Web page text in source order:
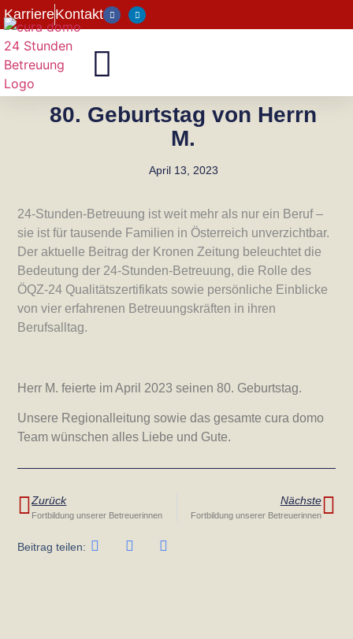
KarriereKontakt
80. Geburtstag von Herrn
M.
April 13, 2023
24-Stunden-Betreuung ist weit mehr als nur ein Beruf –
sie ist für tausende Familien in Österreich unverzichtbar.
Der aktuelle Beitrag der Kronen Zeitung beleuchtet die
Bedeutung der 24-Stunden-Betreuung, die Rolle des
ÖQZ-24 Qualitätszertifikats sowie persönliche Einblicke
von vier erfahrenen Betreuungskräften in ihren
Berufsalltag.
Herr M. feierte im April 2023 seinen 80. Geburtstag.
Unsere Regionalleitung sowie das gesamte cura domo
Team wünschen alles Liebe und Gute.
Zurück
Fortbildung unserer Betreuerinnen
Nächste
Fortbildung unserer Betreuerinnen
Beitrag teilen: